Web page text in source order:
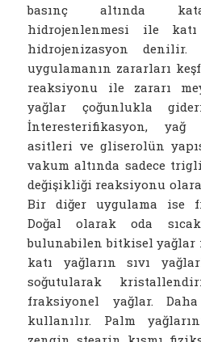
basınç altında
hidrojenlenmesi ile
hidrojenizasyon denilir.
uygulamanın zararları
reaksiyonu ile zararı
yağlar çoğunlukla
İnteresterifikasyon, yağ
asitleri ve gliserolün
vakum altında sadece
değişikliği reaksiyonu
Bir diğer uygulama ise
Doğal olarak oda
bulunabilen bitkisel yağlar
katı yağların sıvı
soğutularak
fraksiyonel yağlar.
kullanılır. Palm